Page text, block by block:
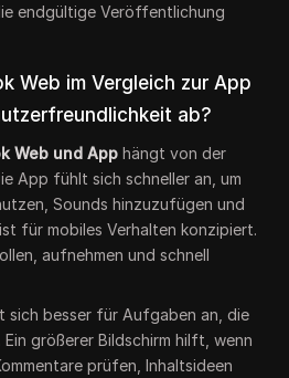
endgültige Veröffentlichung
Web im Vergleich zur App
ab?
Web und App hängt von der
App fühlt sich schneller an, um
Sounds hinzuzufügen und
für mobiles Verhalten konzipiert.
aufnehmen und schnell
besser für Aufgaben an, die
größerer Bildschirm hilft, wenn
prüfen, Inhaltsideen